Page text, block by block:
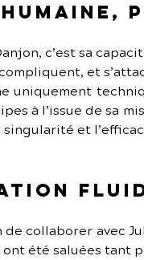
c’est sa
et
uniquement
à l’issue de sa
et
de collaborer avec
été saluées